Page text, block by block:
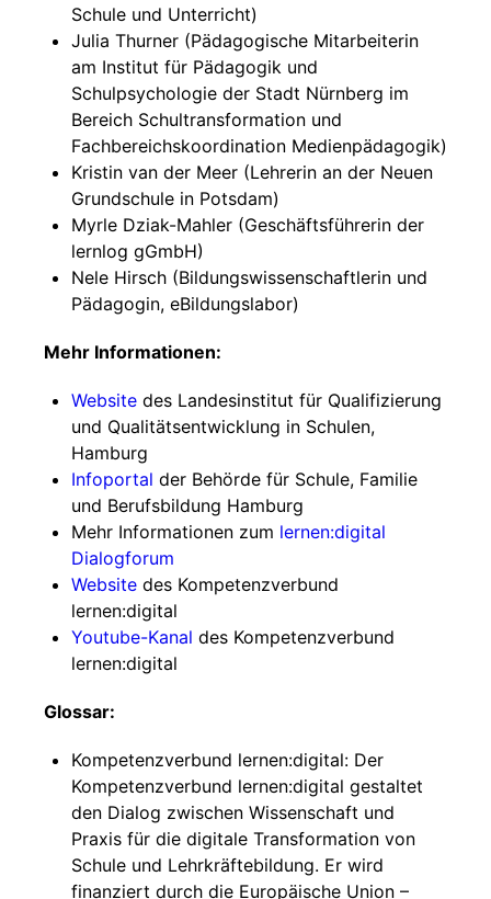
Schule und Unterricht)
Julia Thurner (Pädagogische Mitarbeiterin
am Institut für Pädagogik und
Schulpsychologie der Stadt Nürnberg im
Bereich Schultransformation und
Fachbereichskoordination Medienpädagogik)
Kristin van der Meer (Lehrerin an der Neuen
Grundschule in Potsdam)
Myrle Dziak-Mahler (Geschäftsführerin der
lernlog gGmbH)
Nele Hirsch (Bildungswissenschaftlerin und
Pädagogin, eBildungslabor)
Mehr Informationen:
Website des Landesinstitut für Qualifizierung
und Qualitätsentwicklung in Schulen,
Hamburg
Infoportal der Behörde für Schule, Familie
und Berufsbildung Hamburg
Mehr Informationen zum lernen:digital
Dialogforum
Website des Kompetenzverbund
lernen:digital
Youtube-Kanal des Kompetenzverbund
lernen:digital
Glossar:
Kompetenzverbund lernen:digital: Der
Kompetenzverbund lernen:digital gestaltet
den Dialog zwischen Wissenschaft und
Praxis für die digitale Transformation von
Schule und Lehrkräftebildung. Er wird
finanziert durch die Europäische Union –